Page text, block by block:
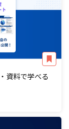
資料で学べる